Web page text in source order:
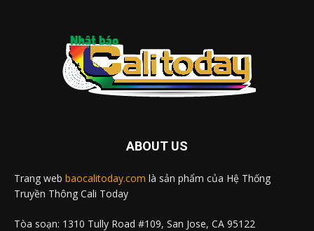
ABOUT US
Trang web baocalitoday.com là sản phẩm của Hệ Thống
Truyền Thông Cali Today
Tòa soạn: 1310 Tully Road #109, San Jose, CA 95122